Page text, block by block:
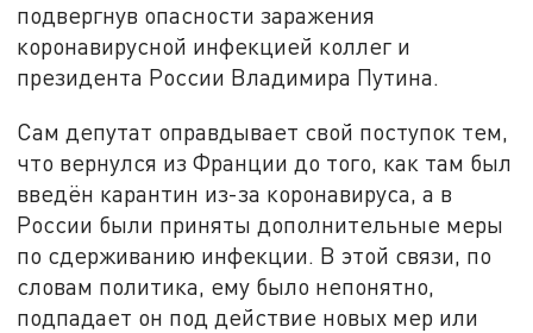
подвергнув опасности заражения
коронавирусной инфекцией коллег и
президента России Владимира Путина.
Сам депутат оправдывает свой поступок тем,
что вернулся из Франции до того, как там был
введён карантин из-за коронавируса, а в
России были приняты дополнительные меры
по сдерживанию инфекции. В этой связи, по
словам политика, ему было непонятно,
подпадает он под действие новых мер или